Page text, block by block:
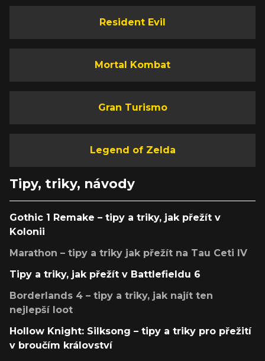
Resident Evil
Mortal Kombat
Gran Turismo
Legend of Zelda
Tipy, triky, návody
Gothic 1 Remake – tipy a triky, jak přežít v
Kolonii
Marathon – tipy a triky jak přežít na Tau Ceti IV
Tipy a triky, jak přežít v Battlefieldu 6
Borderlands 4 – tipy a triky, jak najít ten
nejlepší loot
Hollow Knight: Silksong – tipy a triky pro přežití
v broučím království